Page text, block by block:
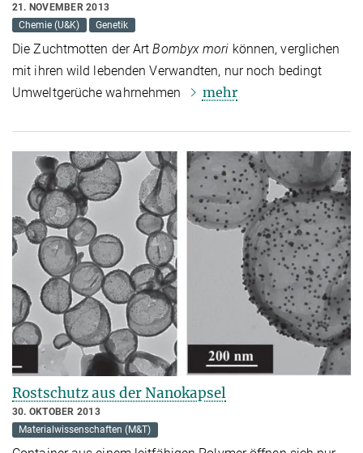
21. NOVEMBER 2013
Chemie (U&K)
Genetik
Die Zuchtmotten der ArtBombyx mori können, verglichen
mit ihren wild lebenden Verwandten, nur noch bedingt
Umweltgerüche wahrnehmen
mehr
Rostschutz aus der Nanokapsel
30. OKTOBER 2013
Materialwissenschaften (M&T)